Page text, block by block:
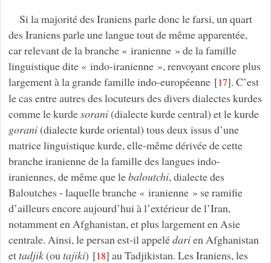
Si la majorité des Iraniens parle donc le farsi, un quart
des Iraniens parle une langue tout de même apparentée,
car relevant de la branche « iranienne » de la famille
linguistique dite « indo-iranienne », renvoyant encore plus
largement à la grande famille indo-européenne[17]. C’est
le cas entre autres des locuteurs des divers dialectes kurdes
comme le kurdesorani (dialecte kurde central) et le kurde
gorani (dialecte kurde oriental) tous deux issus d’une
matrice linguistique kurde, elle-même dérivée de cette
branche iranienne de la famille des langues indo-
iraniennes, de même que lebaloutchi, dialecte des
Baloutches - laquelle branche « iranienne » se ramifie
d’ailleurs encore aujourd’hui à l’extérieur de l’Iran,
notamment en Afghanistan, et plus largement en Asie
centrale. Ainsi, le persan est-il appelédarien Afghanistan
ettadjik(outajiki) [18] au Tadjikistan. Les Iraniens, les